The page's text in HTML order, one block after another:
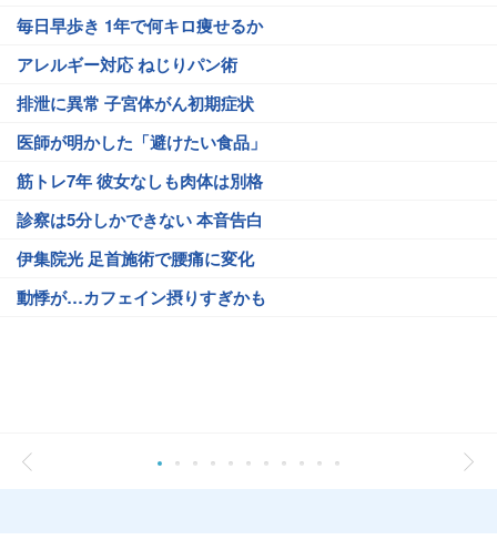
毎日早歩き 1年で何キロ痩せるか
アレルギー対応 ねじりパン術
排泄に異常 子宮体がん初期症状
医師が明かした「避けたい食品」
筋トレ7年 彼女なしも肉体は別格
診察は5分しかできない 本音告白
伊集院光 足首施術で腰痛に変化
動悸が…カフェイン摂りすぎかも